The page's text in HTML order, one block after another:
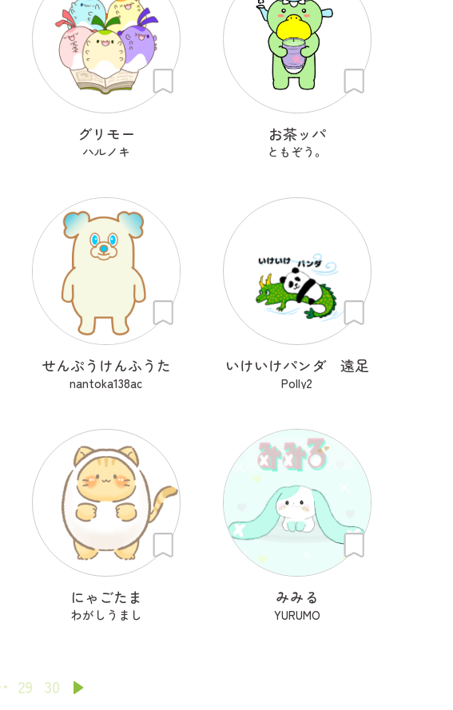
グリモー
ハルノキ
お茶ッパ
ともぞう。
せんぷうけんふうた
nantoka138ac
いけいけパンダ 遠足
Polly2
にゃごたま
わがしうまし
みみる
YURUMO
29 30